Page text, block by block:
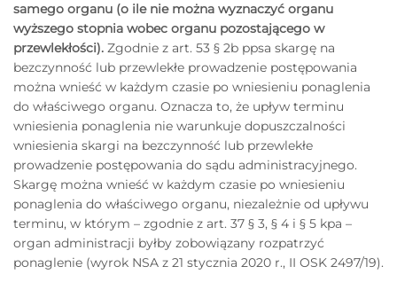
samego organu (o ile nie można wyznaczyć organu
wyższego stopnia wobec organu pozostającego w
przewlekłości). Zgodnie z art. 53 § 2b ppsa skargę na
bezczynność lub przewlekłe prowadzenie postępowania
można wnieść w każdym czasie po wniesieniu ponaglenia
do właściwego organu. Oznacza to, że upływ terminu
wniesienia ponaglenia nie warunkuje dopuszczalności
wniesienia skargi na bezczynność lub przewlekłe
prowadzenie postępowania do sądu administracyjnego.
Skargę można wnieść w każdym czasie po wniesieniu
ponaglenia do właściwego organu, niezależnie od upływu
terminu, w którym – zgodnie z art. 37 § 3, § 4 i § 5 kpa –
organ administracji byłby zobowiązany rozpatrzyć
ponaglenie (wyrok NSA z 21 stycznia 2020 r., II OSK 2497/19).